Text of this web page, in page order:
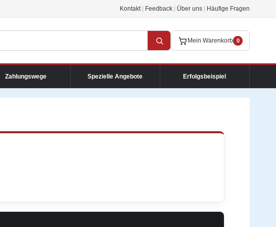
Kontakt Feedback Über uns Häufige Fragen
Mein Warenkorb 0
Zahlungswege Spezielle Angebote Erfolgsbeispiel